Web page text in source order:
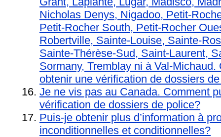
Nicholas Denys, Nigadoo, Petit-
Petit-Rocher South, Petit-Rocher
Robertville, Sainte-Louise, Sainte-
Sainte-Thérèse-Sud, Saint-Laurent,
Sormany, Tremblay ni à Val-
obtenir une vérification de dossiers
Je ne vis pas au Canada. Comment
vérification de dossiers de police?
Puis-je obtenir plus d’information à
inconditionnelles et conditionnelles?